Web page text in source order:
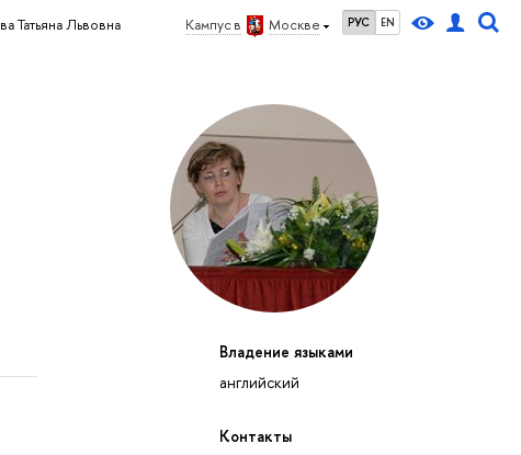
Кампус в Москве РУС EN
Татьяна Львовна
Владение языками
английский
Контакты